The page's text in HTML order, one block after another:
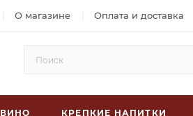
О магазине Оплата и доставка
ВИНО КРЕПКИЕ НАПИТКИ